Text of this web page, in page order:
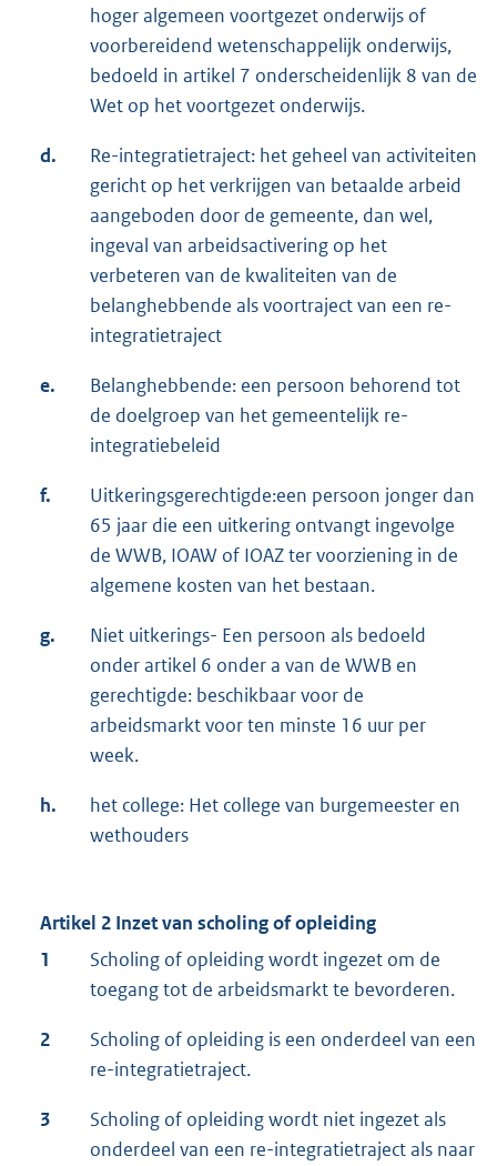
hoger algemeen voortgezet onderwijs of
voorbereidend wetenschappelijk onderwijs,
bedoeld in artikel 7 onderscheidenlijk 8 van de
Wet op het voortgezet onderwijs.
d.
Re-integratietraject: het geheel van activiteiten
gericht op het verkrijgen van betaalde arbeid
aangeboden door de gemeente, dan wel,
ingeval van arbeidsactivering op het
verbeteren van de kwaliteiten van de
belanghebbende als voortraject van een re-
integratietraject
e.
Belanghebbende: een persoon behorend tot
de doelgroep van het gemeentelijk re-
integratiebeleid
f.
Uitkeringsgerechtigde:een persoon jonger dan
65 jaar die een uitkering ontvangt ingevolge
de WWB, IOAW of IOAZ ter voorziening in de
algemene kosten van het bestaan.
g.
Niet uitkerings- Een persoon als bedoeld
onder artikel 6 onder a van de WWB en
gerechtigde: beschikbaar voor de
arbeidsmarkt voor ten minste 16 uur per
week.
h.
het college: Het college van burgemeester en
wethouders
Artikel 2 Inzet van scholing of opleiding
1
Scholing of opleiding wordt ingezet om de
toegang tot de arbeidsmarkt te bevorderen.
2
Scholing of opleiding is een onderdeel van een
re-integratietraject.
3
Scholing of opleiding wordt niet ingezet als
onderdeel van een re-integratietraject als naar